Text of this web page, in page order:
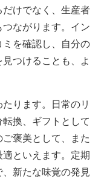
けでなく、生産者
ながります。イン
を確認し、自分の
つけることも、よ
ります。日常のリ
換、ギフトとして
褒美として、また
といえます。定期
新たな味覚の発見